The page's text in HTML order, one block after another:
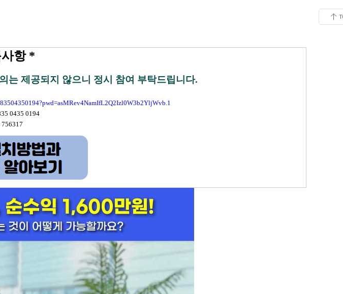
항 *
는 제공되지 않으니 정시 참여 부탁드립니다.
0435 0194
756317